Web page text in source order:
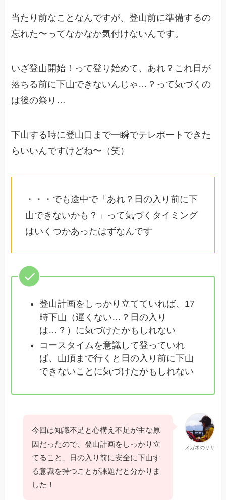
当たり前なことなんですが、登山前に準備するの
忘れた〜ってなかなか気付けないんです。
いざ登山開始！って登り始めて、あれ？これ日が
落ちる前に下山できないんじゃ…？って気づくの
は後の祭り…
下山する時に登山口まで一瞬でテレポートできた
らいいんですけどね〜（笑）
・・・でも途中で「あれ？日の入り前に下
山できないかも？」って気づくタイミング
はいくつかあったはずなんです
登山計画をしっかり立てていれば、17
時下山（遅くない…？日の入り
は…？）に気づけたかもしれない
コースタイムを意識して登っていれ
ば、山頂まで行くと日の入り前に下山
できないことに気づけたかもしれない
メガネのリサ
今回は知識不足と心構え不足が主な原
因だったので、登山計画をしっかり立
てること、日の入り前に安全に下山す
る意識を持つことが課題だと分かりま
した！